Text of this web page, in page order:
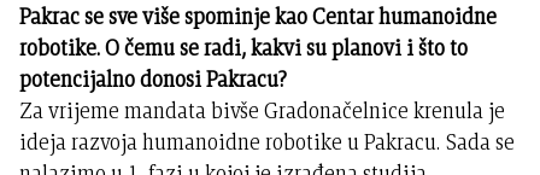
Pakrac se sve više spominje kao Centar humanoidne
robotike. O čemu se radi, kakvi su planovi i što to
potencijalno donosi Pakracu?
Za vrijeme mandata bivše Gradonačelnice krenula je
ideja razvoja humanoidne robotike u Pakracu. Sada se